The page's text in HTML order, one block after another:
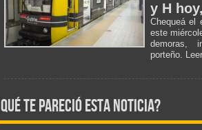
y H
Chequeá el
este
demoras,
porteño.
qué te pareció esta noticia?